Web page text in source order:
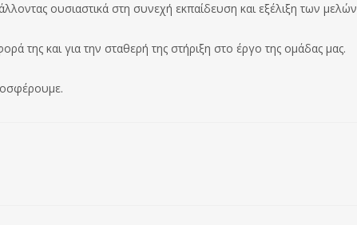
ουσιαστικά στη συνεχή εκπαίδευση και εξέλιξη των μελών
της και για την σταθερή της στήριξη στο έργο της ομάδας μας.